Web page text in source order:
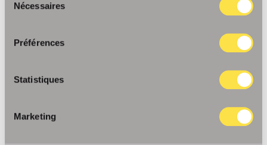
Nécessaires
Préférences
Statistiques
Marketing